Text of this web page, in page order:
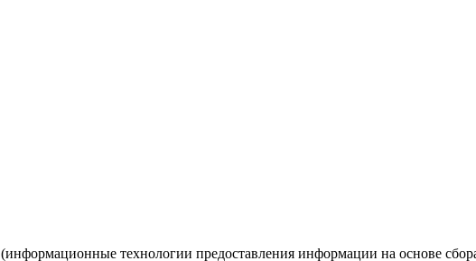
(информационные технологии предоставления информации на основе